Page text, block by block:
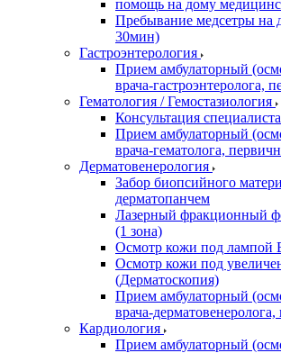
помощь на дому
Пребывание медсетры на
30мин)
Гастроэнтерология
Прием амбулаторный
врача-гастроэнтеролога,
Гематология / Гемостазиология
Консультация
Прием амбулаторный
врача-гематолога,
Дерматовенерология
Забор биопсийного
дерматопанчем
Лазерный фракционный
(1 зона)
Осмотр кожи под лампой
Осмотр кожи под
(Дерматоскопия)
Прием амбулаторный
врача-
Кардиология
Прием амбулаторный